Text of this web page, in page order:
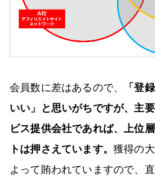
会員数に差はあるので、
「登
いい」と思いがちですが、主
ビス提供会社であれば、上位
トは押さえています。 獲得の
よって賄われていますので、